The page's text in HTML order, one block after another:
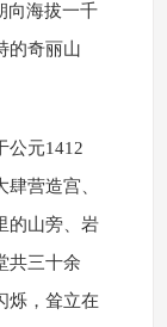
向海拔一千
的奇丽山
公元1412
营造宫、
的山旁、岩
共三十余
烁，耸立在